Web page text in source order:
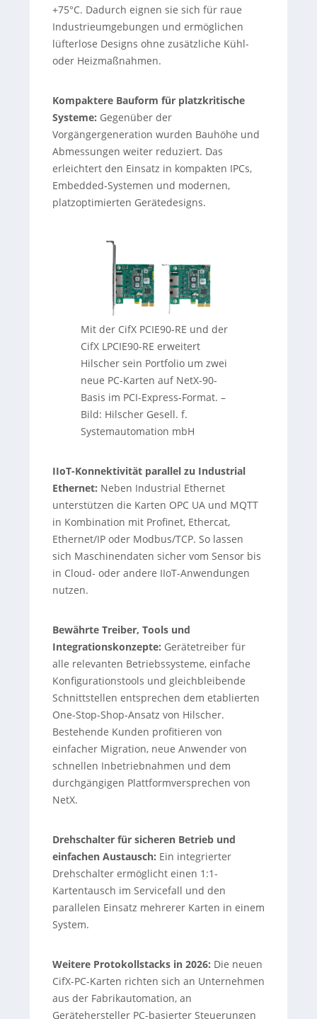
+75°C. Dadurch eignen sie sich für raue
Industrieumgebungen und ermöglichen
lüfterlose Designs ohne zusätzliche Kühl-
oder Heizmaßnahmen.
Kompaktere Bauform für platzkritische
Systeme: Gegenüber der
Vorgängergeneration wurden Bauhöhe und
Abmessungen weiter reduziert. Das
erleichtert den Einsatz in kompakten IPCs,
Embedded-Systemen und modernen,
platzoptimierten Gerätedesigns.
Mit der CifX PCIE90-RE und der
CifX LPCIE90-RE erweitert
Hilscher sein Portfolio um zwei
neue PC-Karten auf NetX-90-
Basis im PCI-Express-Format. –
Bild: Hilscher Gesell. f.
Systemautomation mbH
IIoT-Konnektivität parallel zu Industrial
Ethernet: Neben Industrial Ethernet
unterstützen die Karten OPC UA und MQTT
in Kombination mit Profinet, Ethercat,
Ethernet/IP oder Modbus/TCP. So lassen
sich Maschinendaten sicher vom Sensor bis
in Cloud- oder andere IIoT-Anwendungen
nutzen.
Bewährte Treiber, Tools und
Integrationskonzepte: Gerätetreiber für
alle relevanten Betriebssysteme, einfache
Konfigurationstools und gleichbleibende
Schnittstellen entsprechen dem etablierten
One-Stop-Shop-Ansatz von Hilscher.
Bestehende Kunden profitieren von
einfacher Migration, neue Anwender von
schnellen Inbetriebnahmen und dem
durchgängigen Plattformversprechen von
NetX.
Drehschalter für sicheren Betrieb und
einfachen Austausch: Ein integrierter
Drehschalter ermöglicht einen 1:1-
Kartentausch im Servicefall und den
parallelen Einsatz mehrerer Karten in einem
System.
Weitere Protokollstacks in 2026: Die neuen
CifX-PC-Karten richten sich an Unternehmen
aus der Fabrikautomation, an
Gerätehersteller PC-basierter Steuerungen